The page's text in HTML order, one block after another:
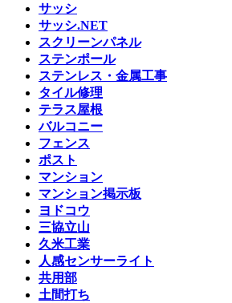
サッシ
サッシ.NET
スクリーンパネル
ステンポール
ステンレス・金属工事
タイル修理
テラス屋根
バルコニー
フェンス
ポスト
マンション
マンション掲示板
ヨドコウ
三協立山
久米工業
人感センサーライト
共用部
土間打ち